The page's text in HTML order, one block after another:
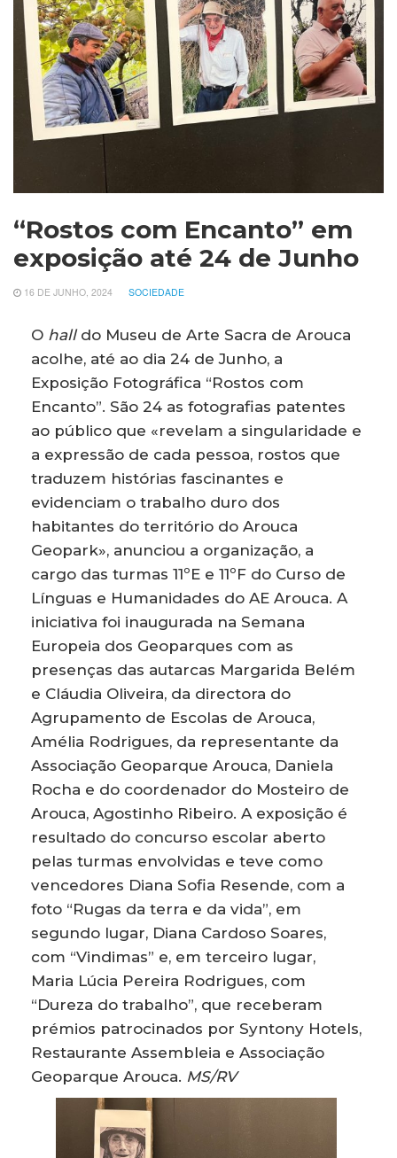
“Rostos com Encanto” em
exposição até 24 de Junho
16 DE JUNHO, 2024 SOCIEDADE
O halldo Museu de Arte Sacra de Arouca
acolhe, até ao dia 24 de Junho, a
Exposição Fotográfica “Rostos com
Encanto”. São 24 as fotografias patentes
ao público que «revelam a singularidade e
a expressão de cada pessoa, rostos que
traduzem histórias fascinantes e
evidenciam o trabalho duro dos
habitantes do território do Arouca
Geopark», anunciou a organização, a
cargo das turmas 11ºE e 11ºF do Curso de
Línguas e Humanidades do AE Arouca. A
iniciativa foi inaugurada na Semana
Europeia dos Geoparques com as
presenças das autarcas Margarida Belém
e Cláudia Oliveira, da directora do
Agrupamento de Escolas de Arouca,
Amélia Rodrigues, da representante da
Associação Geoparque Arouca, Daniela
Rocha e do coordenador do Mosteiro de
Arouca, Agostinho Ribeiro. A exposição é
resultado do concurso escolar aberto
pelas turmas envolvidas e teve como
vencedores Diana Sofia Resende, com a
foto “Rugas da terra e da vida”, em
segundo lugar, Diana Cardoso Soares,
com “Vindimas” e, em terceiro lugar,
Maria Lúcia Pereira Rodrigues, com
“Dureza do trabalho”, que receberam
prémios patrocinados por Syntony Hotels,
Restaurante Assembleia e Associação
Geoparque Arouca. MS/RV